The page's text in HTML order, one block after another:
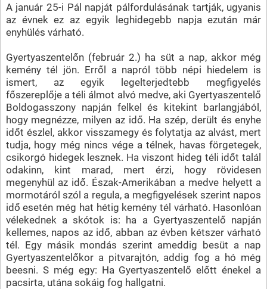
A január 25-i Pál napját pálfordulásának tartják, ugyanis
az évnek ez az egyik leghidegebb napja ezután már
enyhülés várható.
Gyertyaszentelőn (február 2.) ha süt a nap, akkor még
kemény tél jön. Erről a napról több népi hiedelem is
ismert, az egyik legelterjedtebb megfigyelés
főszereplője a téli álmot alvó medve, aki Gyertyaszentelő
Boldogasszony napján felkel és kitekint barlangjából,
hogy megnézze, milyen az idő. Ha szép, derült és enyhe
időt észlel, akkor visszamegy és folytatja az alvást, mert
tudja, hogy még nincs vége a télnek, havas förgetegek,
csikorgó hidegek lesznek. Ha viszont hideg téli időt talál
odakinn, kint marad, mert érzi, hogy rövidesen
megenyhül az idő. Észak-Amerikában a medve helyett a
mormotáról szól a regula, a megfigyelések szerint napos
idő esetén még hat hétig kemény tél várható. Hasonlóan
vélekednek a skótok is: ha a Gyertyaszentelő napján
kellemes, napos az idő, abban az évben kétszer várható
tél. Egy másik mondás szerint ameddig besüt a nap
Gyertyaszentelőkor a pitvarajtón, addig fog a hó még
beesni. S még egy: Ha Gyertyaszentelő előtt énekel a
pacsirta, utána sokáig fog hallgatni.